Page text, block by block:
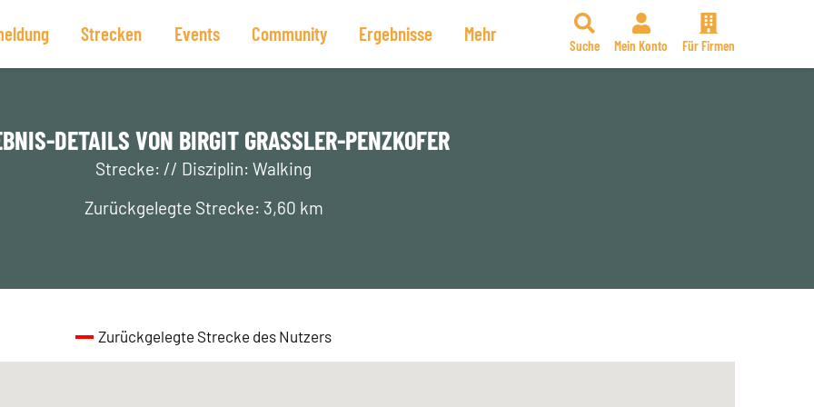
Strecken Events Community Ergebnisse Mehr
Suche Mein Konto Für Firmen
DETAILS VON BIRGIT GRASSLER-PENZKOFER
Strecke: // Disziplin: Walking
Zurückgelegte Strecke: 3,60 km
Zurückgelegte Strecke des Nutzers